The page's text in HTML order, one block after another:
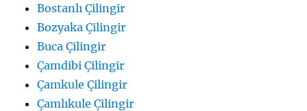
Bostanlı Çilingir
Bozyaka Çilingir
Buca Çilingir
Çamdibi Çilingir
Çamkule Çilingir
Çamlıkule Çilingir